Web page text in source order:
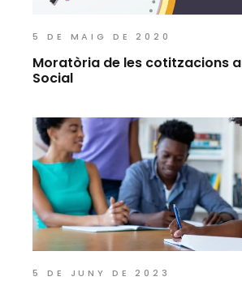
5 DE MAIG DE 2020
Moratòria de les cotitzacions
Social
5 DE JUNY DE 2023